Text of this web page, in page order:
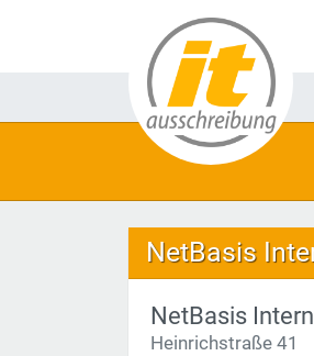
NetBasis
NetBasis
Heinrichstraße 41